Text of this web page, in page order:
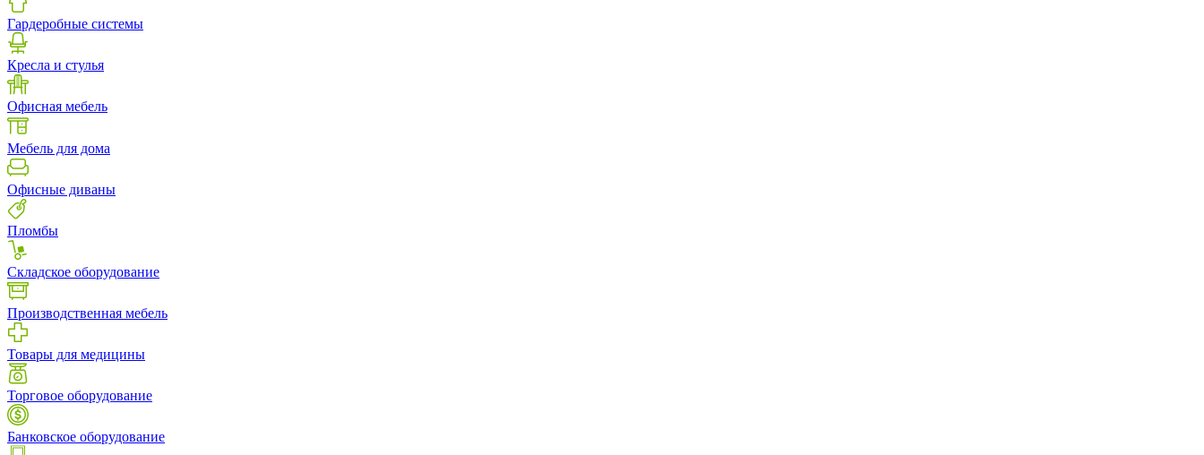
Гардеробные системы
Кресла и стулья
Офисная мебель
Мебель для дома
Офисные диваны
Пломбы
Складское оборудование
Производственная мебель
Товары для медицины
Торговое оборудование
Банковское оборудование